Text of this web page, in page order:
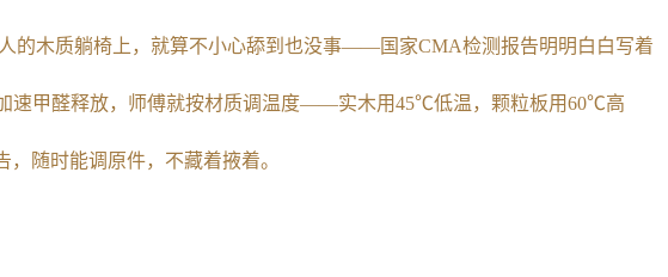
的木质躺椅上，就算不小心舔到也没事——国家CMA检测报告明明白白写着
速甲醛释放，师傅就按材质调温度——实木用45℃低温，颗粒板用60℃高
随时能调原件，不藏着掖着。